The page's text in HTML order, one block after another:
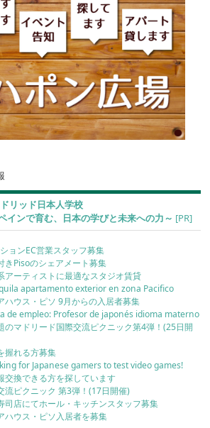
リッド日本人学校
インで育む、日本の学びと未来への力～ [PR]
ョンEC営業スタッフ募集
きPisoのシェアメート募集
アーティストに最適なスタジオ賃貸
apartamento exterior en zona Pacifico
ハウス・ピソ 9月からの入居者募集
de empleo: Profesor de japonés idioma materno
のマドリード国際交流ピクニック第4弾！(25日開
握れる方募集
for Japanese gamers to test video games!
交換できる方を探しています
流ピクニック 第3弾！(17日開催)
司店にてホール・キッチンスタッフ募集
ハウス・ピソ入居者を募集